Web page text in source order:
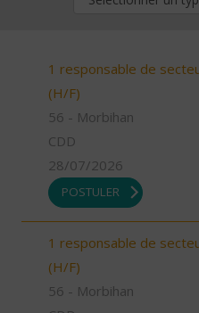
1 responsable de
(H/F)
56 - Morbihan
CDD
28/07/2026
POSTULER
1 responsable de
(H/F)
56 - Morbihan